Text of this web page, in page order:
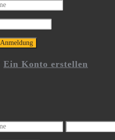
Ein Konto erstellen